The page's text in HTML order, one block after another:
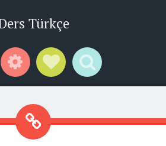
Türkçe
WidgetsSocial Links
Search